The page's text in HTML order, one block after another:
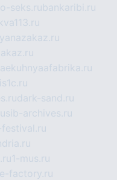
seks.rubankaribi.ru
dark-sand.ru
sib-archives.ru
1-mus.ru
factory.ru